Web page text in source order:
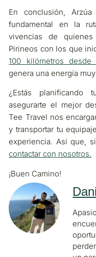
En conclusión,
fundamental en la
vivencias de
Pirineos con los que
100 kilómetros desde
genera una energía
¿Estás planificando
asegurarte el mejor
Tee Travel nos
y transportar tu
experiencia. Así que,
contactar con nosotros.
¡Buen Camino!